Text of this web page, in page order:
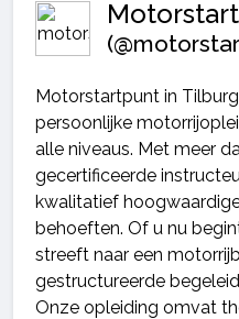
Motorstartpunt in
persoonlijke
alle niveaus. Met meer
gecertificeerde
kwalitatief
behoeften. Of u nu
streeft naar een
gestructureerde
Onze opleiding omvat